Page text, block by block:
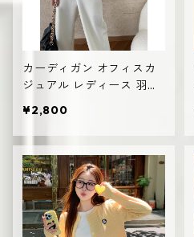
カーディガン オフィスカ
ジュアル レディース 羽織
¥2,800